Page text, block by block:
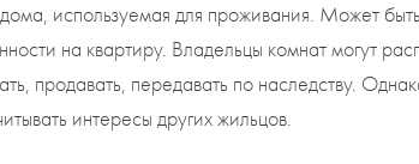
используемая для проживания. Может
на квартиру. Владельцы комнат могут
продавать, передавать по наследству.
интересы других жильцов.